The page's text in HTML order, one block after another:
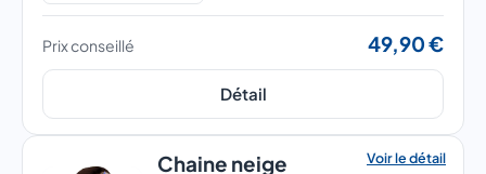
Prix conseillé 49,90 €
Détail
Chaine neige
Voir le détail